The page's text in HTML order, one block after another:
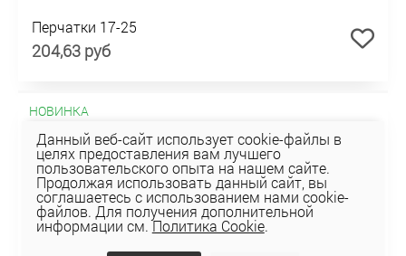
Перчатки 17-25
204,63 руб
НОВИНКА
Данный веб-сайт использует cookie-файлы в
целях предоставления вам лучшего
пользовательского опыта на нашем сайте.
Продолжая использовать данный сайт, вы
соглашаетесь с использованием нами cookie-
файлов. Для получения дополнительной
информации см.Политика Cookie.